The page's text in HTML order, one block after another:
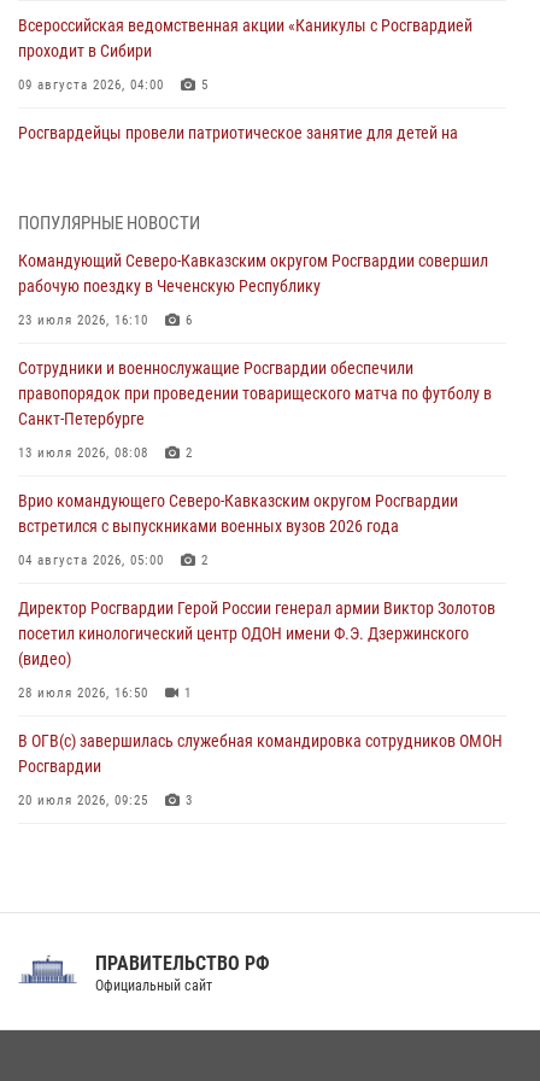
Всероссийская ведомственная акции «Каникулы с Росгвардией
проходит в Сибири
09 августа 2026, 04:00 5
Росгвардейцы провели патриотическое занятие для детей на
юных воспитанников спортивной школы
08 августа 2026, 13:00
стен музея истории космонавтики в Калуге
08 августа 2026, 09:29 2
В Северо-Западном округе Росгвардии продолжаются мероприятия
08 августа 2026, 09:03 1
Росгвардейцы в ЛНР совершенствуют навыки тактической
08 августа 2026, 09:00
ПОПУЛЯРНЫЕ НОВОСТИ
Командующий Северо-Кавказским округом Росгвардии совершил
рабочую поездку в Чеченскую Республику
23 июля 2026, 16:10 6
Сотрудники и военнослужащие Росгвардии обеспечили
правопорядок при проведении товарищеского матча по футболу в
Санкт-Петербурге
13 июля 2026, 08:08 2
Врио командующего Северо-Кавказским округом Росгвардии
встретился с выпускниками военных вузов 2026 года
04 августа 2026, 05:00 2
Директор Росгвардии Герой России генерал армии Виктор Золотов
посетил кинологический центр ОДОН имени Ф.Э. Дзержинского
(видео)
28 июля 2026, 16:50 1
В ОГВ(с) завершилась служебная командировка сотрудников ОМОН
Росгвардии
20 июля 2026, 09:25 3
Праздник «Один день с Росгвардией» к 105-летию Центрального
ПРАВИТЕЛЬСТВО РФ
Официальный сайт